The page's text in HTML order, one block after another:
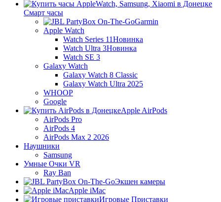
Смарт часы
Garmin
Apple Watch
Watch Series 11Новинка
Watch Ultra 3Новинка
Watch SE 3
Galaxy Watch
Galaxy Watch 8 Classic
Galaxy Watch Ultra 2025
WHOOP
Google
Apple AirPods
AirPods Pro
AirPods 4
AirPods Max 2 2026
Наушники
Samsung
Умные Очки VR
Ray Ban
Экшен камеры
Apple iMac
Игровые Приставки